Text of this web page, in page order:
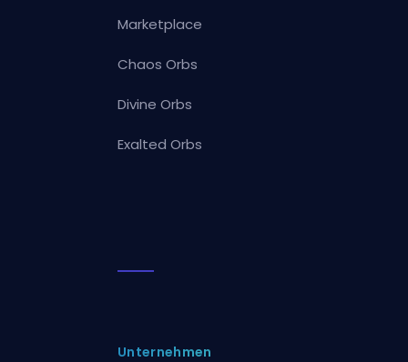
Marketplace
Chaos Orbs
Divine Orbs
Exalted Orbs
Unternehmen